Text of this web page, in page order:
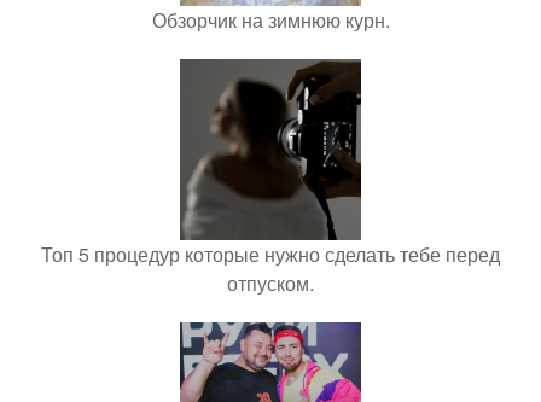
Обзорчик на зимнюю курн.
Топ 5 процедур которые нужно сделать тебе перед
отпуском.